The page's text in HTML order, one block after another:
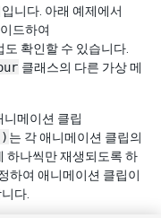
니다. 아래 예제에서
드하여
확인할 수 있습니다.
클래스의 다른 가상 메
메이션 클립
는 각 애니메이션 클립의
하나씩만 재생되도록 하
하여 애니메이션 클립이
다.